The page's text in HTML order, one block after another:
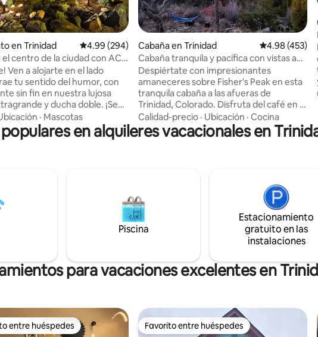
de 5, 914 reseñas
en Trinidad Calificación promedio: 4.99 de 5, 294 reseñas
4.99 (294)
el centro de la ciudad con AC
gratis)
Ven a alojarte en el lado
tu sentido del humor, con
sin fin en nuestra lujosa
y ducha doble. ¡Se
por dentro y por fuera!
con tu selección de cafés y
de un sueño reparador con
lavandería. Se admiten perros.
en las instalaciones Cerca
estatales Fishers Peak y
dice:
· Mascotas
Cabaña en Trinidad Calificación
4.98 (453)
Cabaña tranquila y pacífica con vistas a
Fisher's Peak
Despiértate con impresionantes
amaneceres sobre Fisher's Peak en esta
tranquila cabaña a las afueras de
Trinidad, Colorado. Disfruta del café en la
terraza, de las mañanas tranquilas, de la
vida silvestre y de los cielos
increíblemente oscuros donde a
respetamos el espacio de los huéspedes,
pero estamos disponibles si es necesario.
Solo para adultos (mayores de 18 años). El
GPS no es confiable; envíe una dirección
de correo electrónico para recibir
Calidad-precio · Ubicación · Cocina
en alquileres vacacionales en
Piscina
Estacionamiento
gratuito en las
instalaciones
para vacaciones excelentes en
huéspedes preferido
entre huéspedes Favorito entre huéspedes
Favorito entre huéspedes